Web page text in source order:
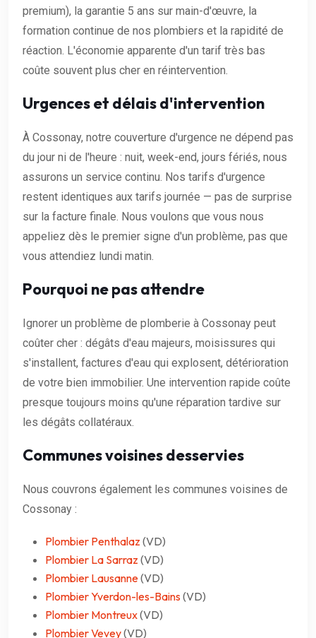
premium), la garantie 5 ans sur main-d'œuvre, la
formation continue de nos plombiers et la rapidité de
réaction. L'économie apparente d'un tarif très bas
coûte souvent plus cher en réintervention.
Urgences et délais d'intervention
À Cossonay, notre couverture d'urgence ne dépend pas
du jour ni de l'heure : nuit, week-end, jours fériés, nous
assurons un service continu. Nos tarifs d'urgence
restent identiques aux tarifs journée — pas de surprise
sur la facture finale. Nous voulons que vous nous
appeliez dès le premier signe d'un problème, pas que
vous attendiez lundi matin.
Pourquoi ne pas attendre
Ignorer un problème de plomberie à Cossonay peut
coûter cher : dégâts d'eau majeurs, moisissures qui
s'installent, factures d'eau qui explosent, détérioration
de votre bien immobilier. Une intervention rapide coûte
presque toujours moins qu'une réparation tardive sur
les dégâts collatéraux.
Communes voisines desservies
Nous couvrons également les communes voisines de
Cossonay :
Plombier Penthalaz (VD)
Plombier La Sarraz (VD)
Plombier Lausanne(VD)
Plombier Yverdon-les-Bains(VD)
Plombier Montreux(VD)
Plombier Vevey(VD)